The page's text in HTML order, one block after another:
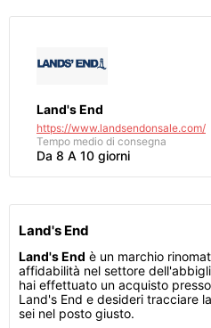
Land's End
https://www.landsendonsale.com/
Tempo medio di consegna
Da 8 A 10 giorni
Land's End
Land's End è un marchio
affidabilità nel settore
hai effettuato un acquisto
Land's End e desideri tracciare
sei nel posto giusto.